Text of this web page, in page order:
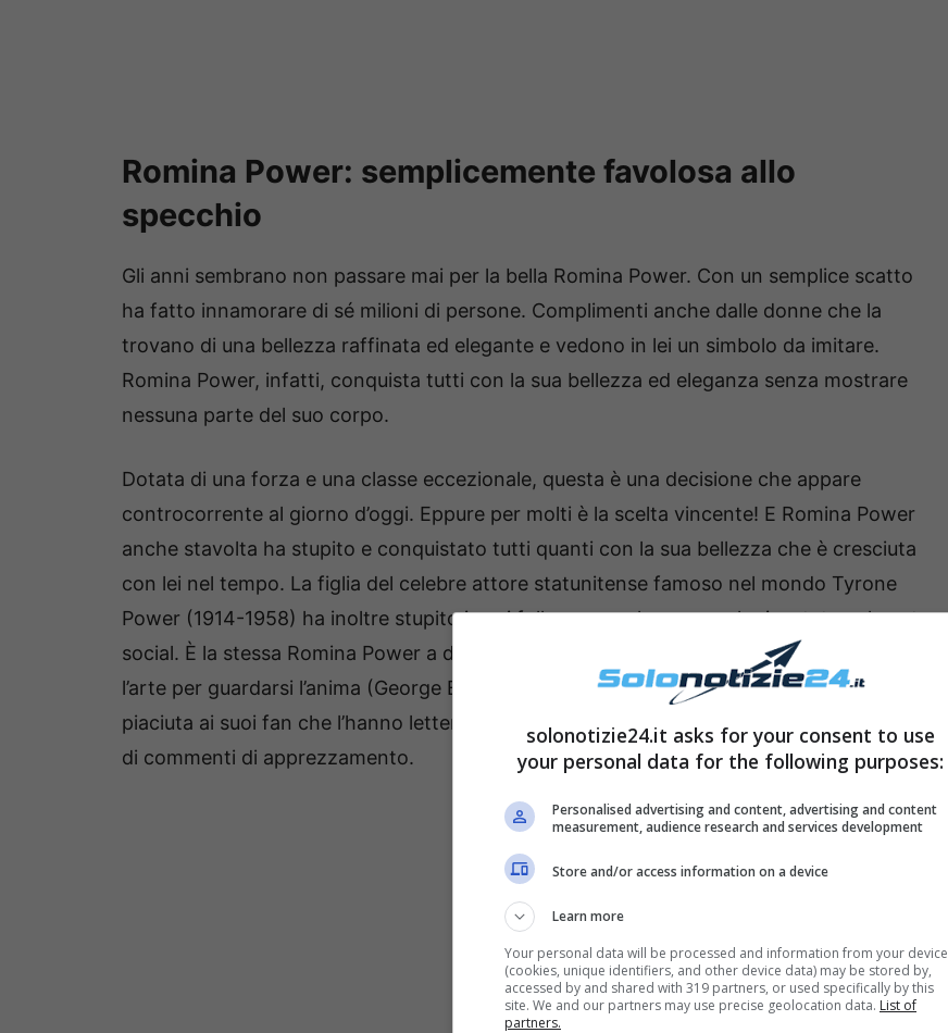
Romina Power: semplicemente favolosa allo
specchio
Gli anni sembrano non passare mai per la bella Romina Power. Con un semplice scatto
ha fatto innamorare di sé milioni di persone. Complimenti anche dalle donne che la
trovano di una bellezza raffinata ed elegante e vedono in lei un simbolo da imitare.
Romina Power, infatti, conquista tutti con la sua bellezza ed eleganza senza mostrare
nessuna parte del suo corpo.
Dotata di una forza e una classe eccezionale, questa è una decisione che appare
controcorrente al giorno d’oggi. Eppure per molti è la scelta vincente! E Romina Power
anche stavolta ha stupito e conquistato tutti quanti con la sua bellezza che è cresciuta
con lei nel tempo. La figlia del celebre attore statunitense famoso nel mondo Tyrone
Power (1914-1958) ha inoltre stupito i suoi follower con le sue parole riportate nel post
social. È la stessa Romina Power a dire “Si usano gli specchi per guardarsi il viso e si usa
l’arte per guardarsi l’anima (George Bernard Shaw)”. Una citazione questa che è molto
piaciuta ai suoi fan che l’hanno letteralmente inondata del loro amore scrivendo milioni
di commenti di apprezzamento.
solonotizie24.it asks for your consent to use
your personal data for the following purposes:
Personalised advertising and content, advertising and content
measurement, audience research and services development
Store and/or access information on a device
Learn more
Your personal data will be processed and information from your device
(cookies, unique identifiers, and other device data) may be stored by,
accessed by and shared with 319 partners, or used specifically by this
site. We and our partners may use precise geolocation data. List of
partners.